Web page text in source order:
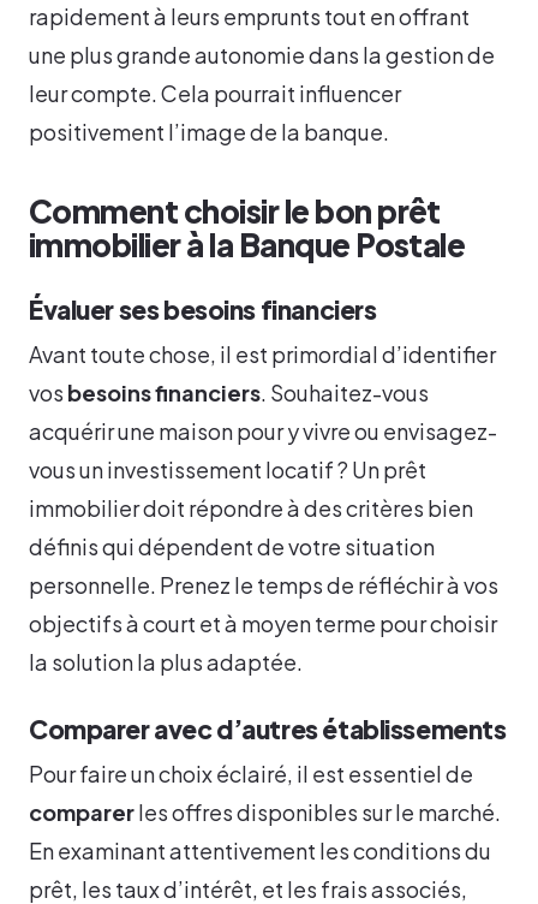
rapidement à leurs emprunts tout en offrant
une plus grande autonomie dans la gestion de
leur compte. Cela pourrait influencer
positivement l’image de la banque.
Comment choisir le bon prêt
immobilier à la Banque Postale
Évaluer ses besoins financiers
Avant toute chose, il est primordial d’identifier
vos besoins financiers. Souhaitez-vous
acquérir une maison pour y vivre ou envisagez-
vous un investissement locatif ? Un prêt
immobilier doit répondre à des critères bien
définis qui dépendent de votre situation
personnelle. Prenez le temps de réfléchir à vos
objectifs à court et à moyen terme pour choisir
la solution la plus adaptée.
Comparer avec d’autres établissements
Pour faire un choix éclairé, il est essentiel de
comparerles offres disponibles sur le marché.
En examinant attentivement les conditions du
prêt, les taux d’intérêt, et les frais associés,